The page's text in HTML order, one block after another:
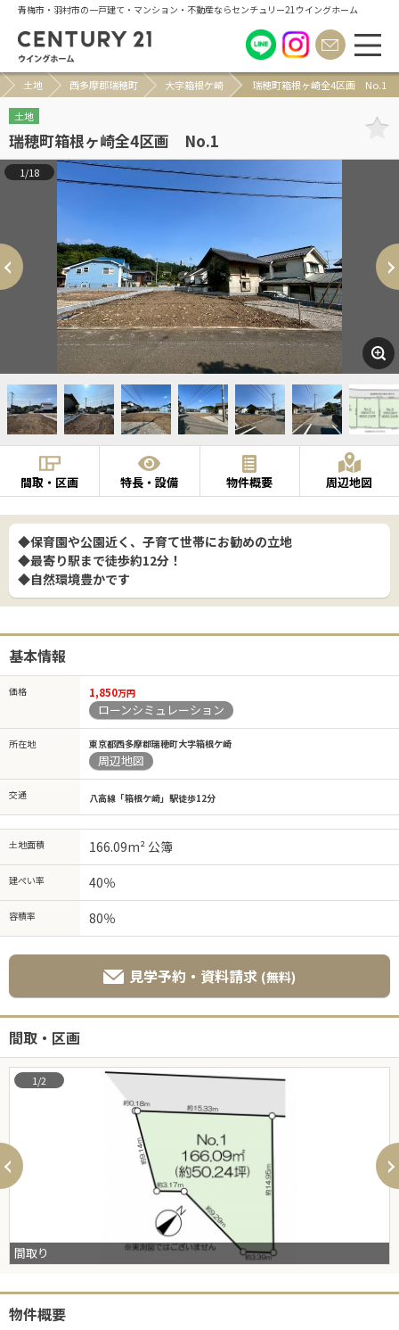
青梅市・羽村市の一戸建て・マンション・不動産ならセンチュリー21ウイングホーム
土地 西多摩郡瑞穂町 大字箱根ケ崎 瑞穂町箱根ヶ崎全4区画 No.1
土地
瑞穂町箱根ヶ崎全4区画 No.1
1/18
間取・区画 特長・設備 物件概要 周辺地図
◆保育園や公園近く、子育て世帯にお勧めの立地
◆最寄り駅まで徒歩約12分！
◆自然環境豊かです
基本情報
価格 1,850万円
ローンシミュレーション
所在地 東京都西多摩郡瑞穂町大字箱根ケ崎
周辺地図
交通 八高線「箱根ケ崎」駅徒歩12分
土地面積 166.09m² 公簿
建ぺい率 40％
容積率 80％
見学予約・資料請求 (無料)
間取・区画
間取り
1/2
物件概要